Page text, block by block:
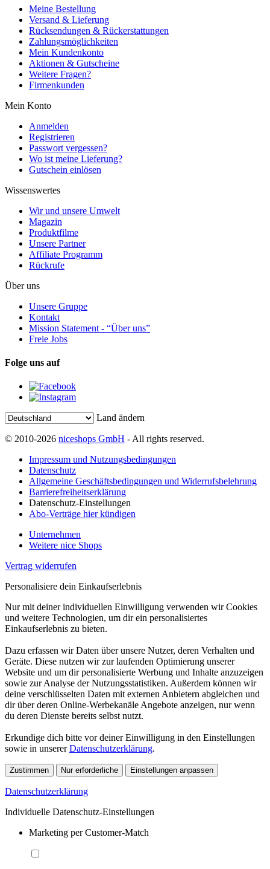
Meine Bestellung
Versand & Lieferung
Rücksendungen & Rückerstattungen
Zahlungsmöglichkeiten
Mein Kundenkonto
Aktionen & Gutscheine
Weitere Fragen?
Firmenkunden
Mein Konto
Anmelden
Registrieren
Passwort vergessen?
Wo ist meine Lieferung?
Gutschein einlösen
Wissenswertes
Wir und unsere Umwelt
Magazin
Produktfilme
Unsere Partner
Affiliate Programm
Rückrufe
Über uns
Unsere Gruppe
Kontakt
Mission Statement - “Über uns”
Freie Jobs
Folge uns auf
Land ändern
© 2010-2026 niceshops GmbH - All rights reserved.
Impressum und Nutzungsbedingungen
Datenschutz
Allgemeine Geschäftsbedingungen und Widerrufsbelehrung
Barrierefreiheitserklärung
Datenschutz-Einstellungen
Abo-Verträge hier kündigen
Unternehmen
Weitere nice Shops
Vertrag widerrufen
Personalisiere dein Einkaufserlebnis
Nur mit deiner individuellen Einwilligung verwenden wir Cookies
und weitere Technologien, um dir ein personalisiertes
Einkaufserlebnis zu bieten.
Dazu erfassen wir Daten über unsere Nutzer, deren Verhalten und
Geräte. Diese nutzen wir zur laufenden Optimierung unserer
Website und um dir personalisierte Werbung und Inhalte anzuzeigen
sowie zur Analyse der Nutzungsstatistiken. Außerdem können wir
deine verschlüsselten Daten mit externen Anbietern abgleichen und
dir über deren Online-Werbekanäle Angebote anzeigen, nur wenn
du deren Dienste bereits selbst nutzt.
Erkundige dich bitte vor deiner Einwilligung in den Einstellungen
sowie in unsererDatenschutzerklärung.
Zustimmen Nur erforderliche Einstellungen anpassen
Datenschutzerklärung
Individuelle Datenschutz-Einstellungen
Marketing per Customer-Match